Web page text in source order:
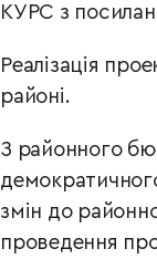
КУРС з
Реалізація
районі.
З районного
змін до
проведення